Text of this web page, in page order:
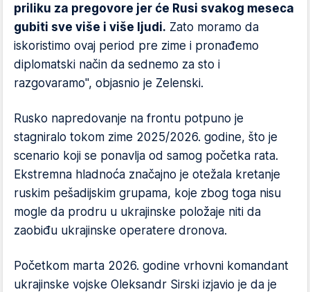
priliku za pregovore jer će Rusi svakog meseca
gubiti sve više i više ljudi. Zato moramo da
iskoristimo ovaj period pre zime i pronađemo
diplomatski način da sednemo za sto i
razgovaramo", objasnio je Zelenski.
Rusko napredovanje na frontu potpuno je
stagniralo tokom zime 2025/2026. godine, što je
scenario koji se ponavlja od samog početka rata.
Ekstremna hladnoća značajno je otežala kretanje
ruskim pešadijskim grupama, koje zbog toga nisu
mogle da prodru u ukrajinske položaje niti da
zaobiđu ukrajinske operatere dronova.
Početkom marta 2026. godine vrhovni komandant
ukrajinske vojske Oleksandr Sirski izjavio je da je